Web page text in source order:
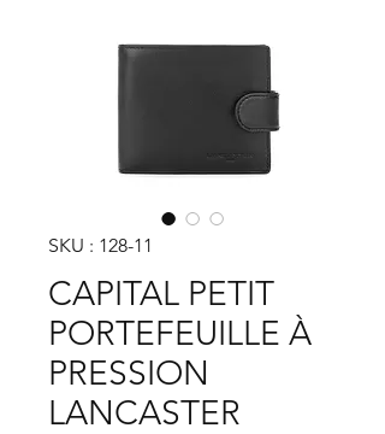
SKU : 128-11
CAPITAL PETIT
PORTEFEUILLE À
PRESSION
LANCASTER